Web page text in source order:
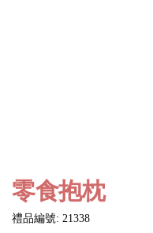
零食抱枕
禮品編號: 21338